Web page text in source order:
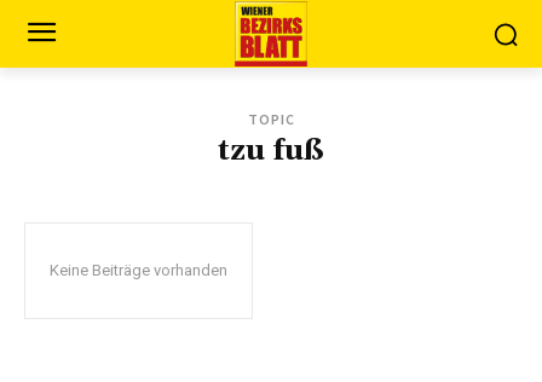
TOPIC
tzu fuß
Keine Beiträge vorhanden